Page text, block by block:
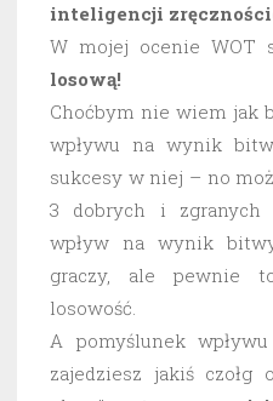
inteligencji
W mojej ocenie WOT
losową!
Choćbym nie wiem jak
wpływu na wynik
sukcesy w niej – no
3 dobrych i zgranych
wpływ na wynik
graczy, ale pewnie
losowość.
A pomyślunek
zajedziesz jakiś